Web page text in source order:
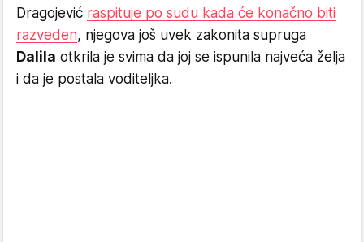
Dragojević raspituje po sudu kada će konačno biti
razveden, njegova još uvek zakonita supruga
Dalila otkrila je svima da joj se ispunila najveća želja
i da je postala voditeljka.